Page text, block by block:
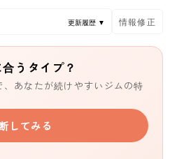
更新履歴 ▼ 情報修正
うタイプ？
あなたが続けやすいジムの特
してみる